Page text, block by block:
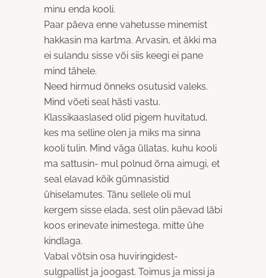
minu enda kooli.
Paar päeva enne vahetusse minemist
hakkasin ma kartma. Arvasin, et äkki ma
ei sulandu sisse või siis keegi ei pane
mind tähele.
Need hirmud õnneks osutusid valeks.
Mind võeti seal hästi vastu.
Klassikaaslased olid pigem huvitatud,
kes ma selline olen ja miks ma sinna
kooli tulin. Mind väga üllatas, kuhu kooli
ma sattusin- mul polnud õrna aimugi, et
seal elavad kõik gümnasistid
ühiselamutes. Tänu sellele oli mul
kergem sisse elada, sest olin päevad läbi
koos erinevate inimestega, mitte ühe
kindlaga.
Vabal võtsin osa huviringidest-
sulgpallist ja joogast. Toimus ja missi ja